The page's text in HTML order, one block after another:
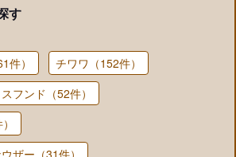
す
件）
チワワ（152件）
フンド（52件）
ザー（31件）